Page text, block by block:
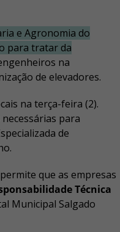
e Agronomia do
para tratar da
na
de elevadores.
na terça-feira (2).
para
de
que as empresas
Técnica
Municipal Salgado